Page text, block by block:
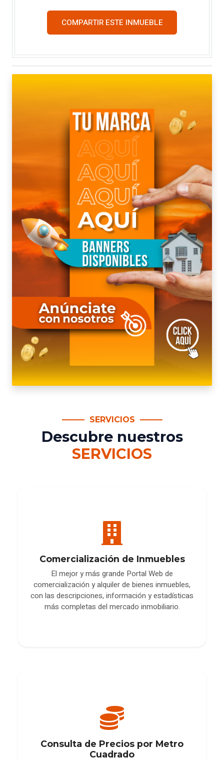
COMPARTIR ESTE INMUEBLE
SERVICIOS
Descubre nuestros
SERVICIOS
Comercialización de Inmuebles
El mejor y más grande Portal Web de
comercialización y alquiler de bienes inmuebles,
con las descripciones, información y estadísticas
más completas del mercado inmobiliario.
Consulta de Precios por Metro
Cuadrado